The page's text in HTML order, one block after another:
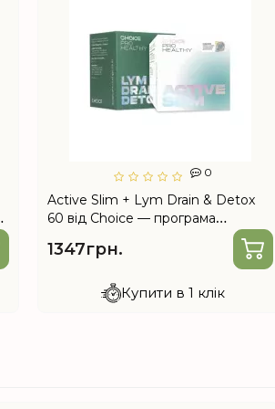
0
Active Slim + Lym Drain & Detox
60 від Choice — програма
схуднення
1347грн.
Купити в 1 клік